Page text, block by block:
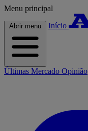
Menu principal
Abrir menu Início
Últimas Mercado Opinião